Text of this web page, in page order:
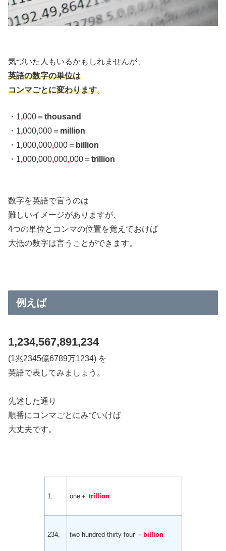
気づいた人もいるかもしれませんが、
英語の数字の単位は
コンマごとに変わります。
・1,000＝ thousand
・1,000,000＝ million
・1,000,000,000＝ billion
・1,000,000,000,000＝ trillion
数字を英語で言うのは
難しいイメージがありますが、
4つの単位とコンマの位置を覚えておけば
大抵の数字は言うことができます。
例えば
1,234,567,891,234
(1兆2345億6789万1234) を
英語で表してみましょう。
先述した通り
順番にコンマごとにみていけば
大丈夫です。
1, one＋ trillion
234, two hundred thirty four ＋ billion